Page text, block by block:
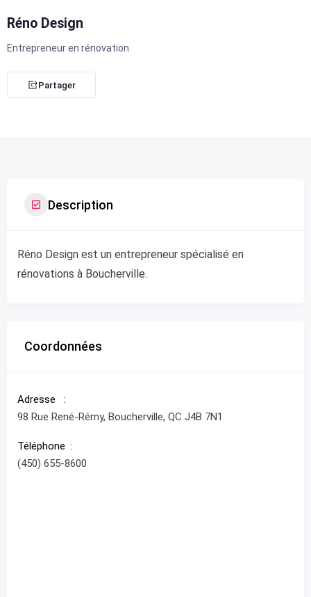
Réno Design
Entrepreneur en rénovation
Partager
Description
Réno Design est un entrepreneur spécialisé en
rénovations à Boucherville.
Coordonnées
Adresse
98 Rue René-Rémy, Boucherville, QC J4B 7N1
Téléphone
(450) 655-8600